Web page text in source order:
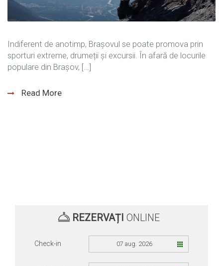
Indiferent de anotimp, Brașovul se poate promova prin
sporturi extreme, drumeții și excursii. În afară de locurile
populare din Braşov, […]
Read More
REZERVAȚI ONLINE
Check-in 07 aug. 2026